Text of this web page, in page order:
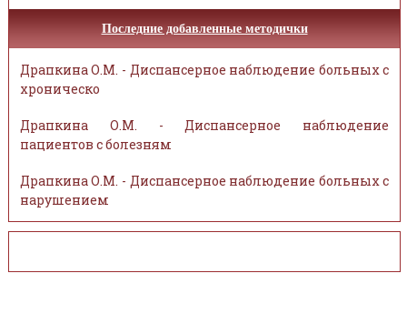
Последние добавленные методички
Драпкина О.М. - Диспансерное наблюдение больных с
хроническо
Драпкина О.М. - Диспансерное наблюдение
пациентов с болезням
Драпкина О.М. - Диспансерное наблюдение больных с
нарушением